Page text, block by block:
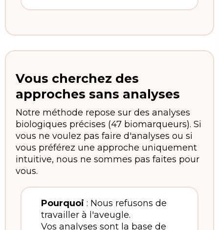
Vous cherchez des
approches sans analyses
Notre méthode repose sur des analyses
biologiques précises (47 biomarqueurs). Si
vous ne voulez pas faire d'analyses ou si
vous préférez une approche uniquement
intuitive, nous ne sommes pas faites pour
vous.
Pourquoi : Nous refusons de
travailler à l'aveugle.
Vos analyses sont la base de